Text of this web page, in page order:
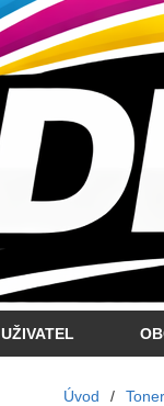
UŽIVATEL
Úvod /